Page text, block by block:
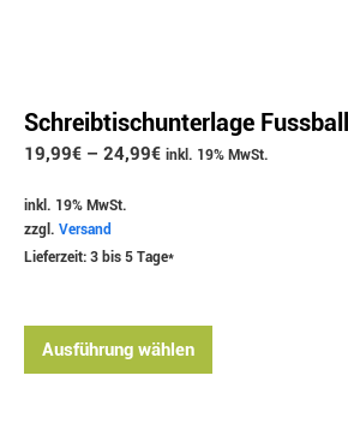
Schreibtischunterlage Fussball
19,99€ – 24,99€ inkl. 19% MwSt.
inkl. 19% MwSt.
zzgl. Versand
Lieferzeit: 3 bis 5 Tage*
Ausführung wählen